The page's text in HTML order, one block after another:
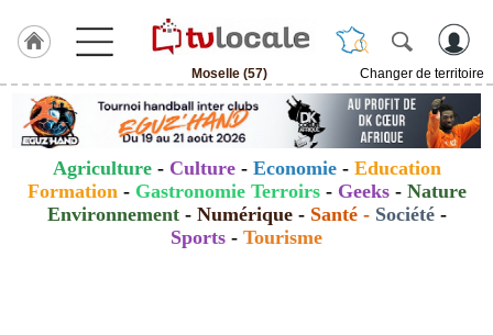
Moselle (57)
Changer de territoire
J'adhère
Hulcoq
ACCUEIL
Moselle
Agriculture- Culture - Economie- Education
Formation - Gastronomie Terroirs- Geeks- Nature
Environnement- Numérique- Santé- Société-
Sports - Tourisme